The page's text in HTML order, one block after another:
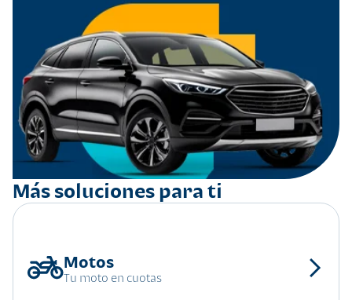
Más soluciones para ti
Tu moto en cuotas